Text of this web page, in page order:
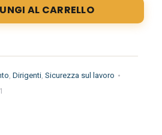
AL CARRELLO
, Dirigenti, Sicurezza sul lavoro